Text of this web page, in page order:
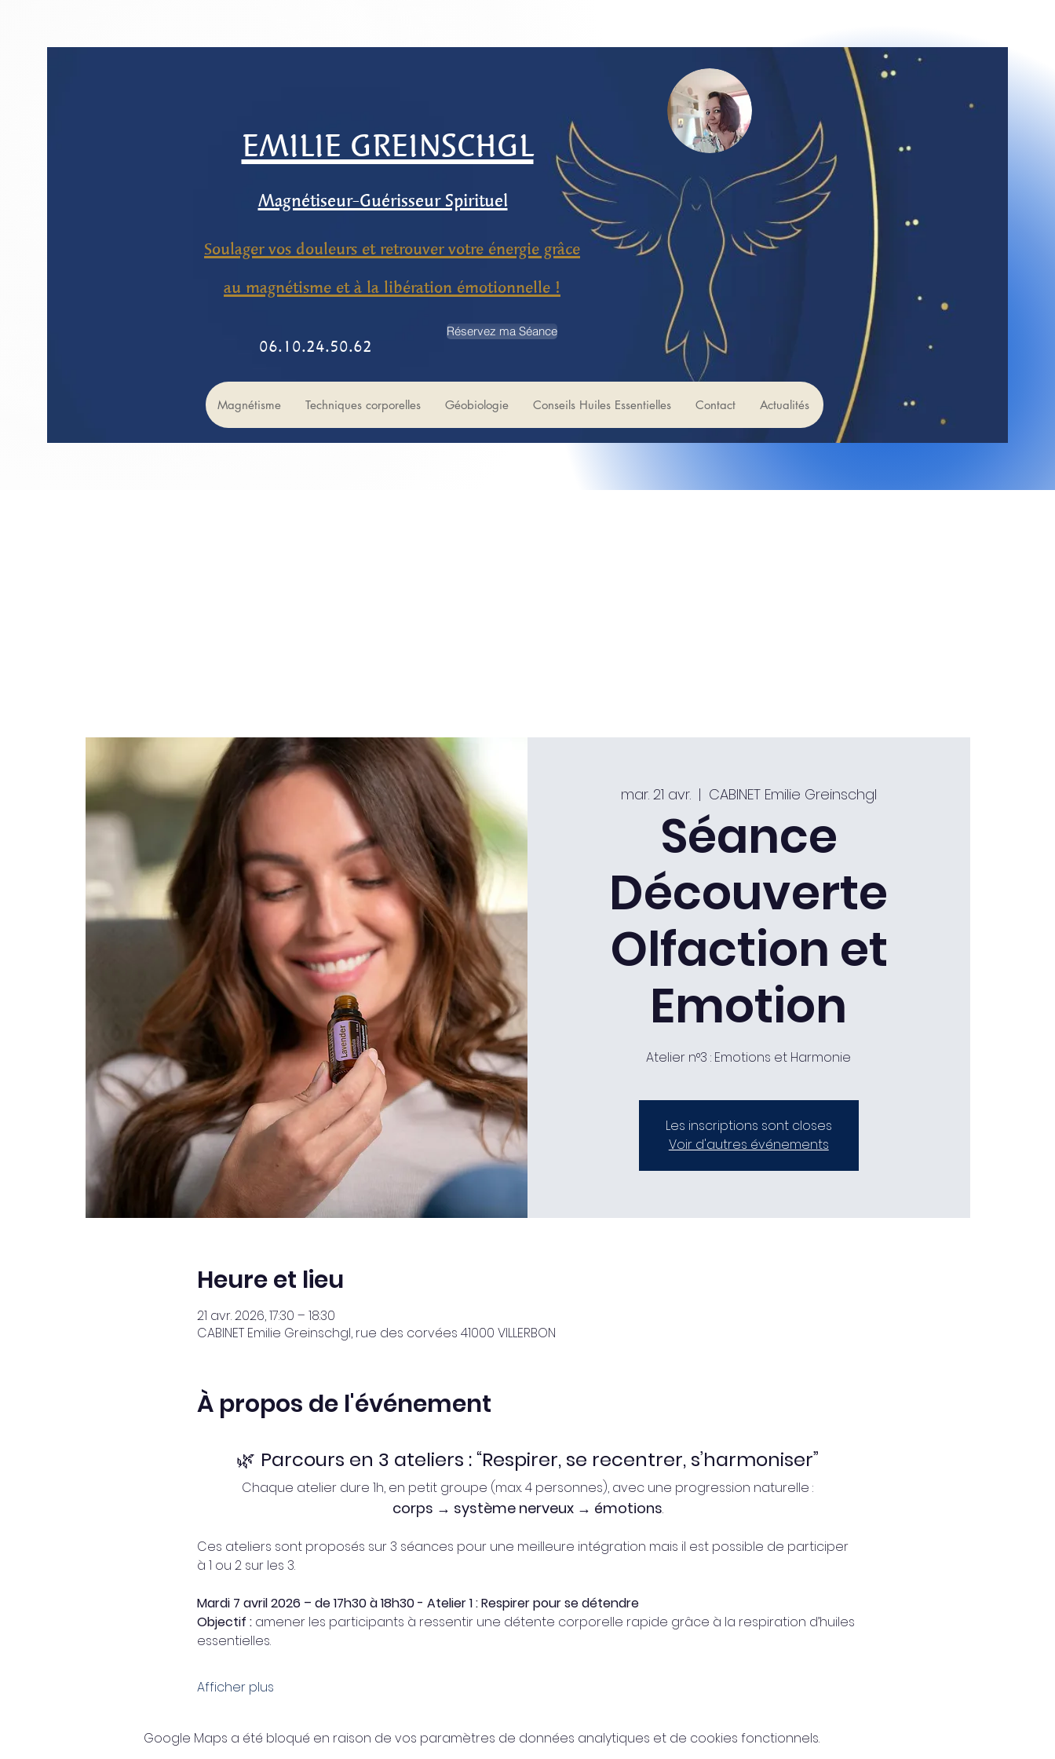
EMILIE GREINSCHGL
Magnétiseur-Guérisseur Spirituel
Soulager vos douleurs et retrouver votre énergie grâce
au magnétisme et à la libération émotionnelle !
06.10.24.50.62
Réservez ma Séance
Magnétisme Techniques corporelles Géobiologie Conseils Huiles Essentielles Contact Actualités
mar. 21 avr.
  |
CABINET Emilie Greinschgl
Séance
Découverte
Olfaction et
Emotion
Atelier n°3 : Emotions et Harmonie
Les inscriptions sont closes
Voir d'autres événements
Heure et lieu
21 avr. 2026, 17:30 – 18:30
CABINET Emilie Greinschgl, rue des corvées 41000 VILLERBON
À propos de l'événement
🌿 Parcours en 3 ateliers : “Respirer, se recentrer, s’harmoniser”
Chaque atelier dure 1h, en petit groupe (max. 4 personnes), avec une progression naturelle :
corps → système nerveux → émotions.
Ces ateliers sont proposés sur 3 séances pour une meilleure intégration mais il est possible de participer
à 1 ou 2 sur les 3.
Mardi 7 avril 2026 – de 17h30 à 18h30 - Atelier 1 : Respirer pour se détendre
Objectif : amener les participants à ressentir une détente corporelle rapide grâce à la respiration d’huiles
essentielles.
Afficher plus
Google Maps a été bloqué en raison de vos paramètres de données analytiques et de cookies fonctionnels.